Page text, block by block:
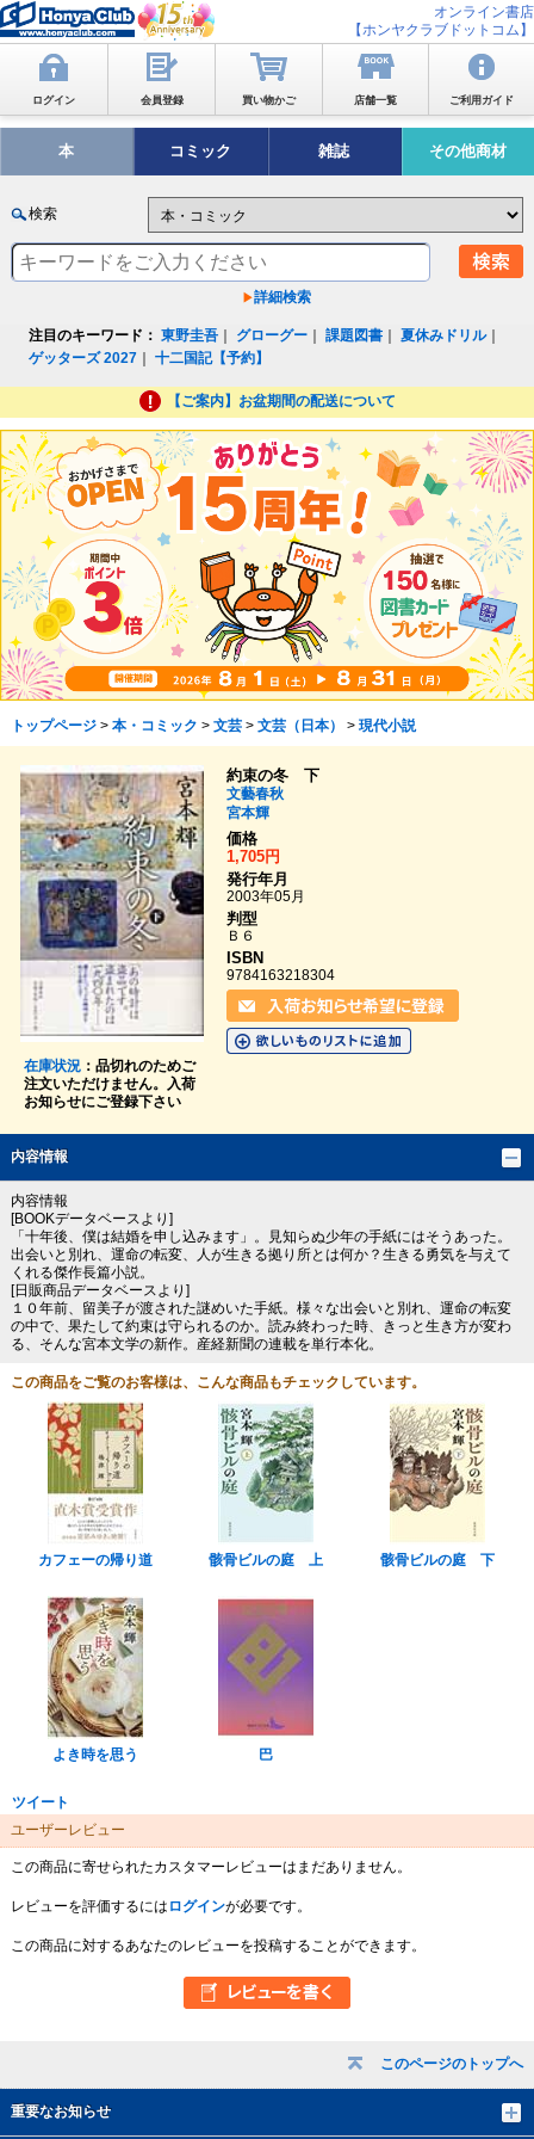
オンライン書店
【ホンヤクラブドットコム】
ログイン 会員登録 買い物かご 店舗一覧 ご利用ガイド
本 コミック 雑誌 その他商材
検索
詳細検索
注目のキーワード： 東野圭吾 グローグー ｜課題図書 ｜夏休みドリル｜
ゲッターズ 2027 ｜十二国記【予約】
【ご案内】お盆期間の配送について
このページのトップへ
重要なお知らせ
トップページ> 本・コミック > 文芸> 文芸（日本） > 現代小説
在庫状況：品切れのためご
注文いただけません。入荷
お知らせにご登録下さい
約束の冬 下
文藝春秋
宮本輝
価格
1,705円
発行年月
2003年05月
判型
Ｂ６
ISBN
9784163218304
内容情報
内容情報
[BOOKデータベースより]
「十年後、僕は結婚を申し込みます」。見知らぬ少年の手紙にはそうあった。
出会いと別れ、運命の転変、人が生きる拠り所とは何か？生きる勇気を与えて
くれる傑作長篇小説。
[日販商品データベースより]
１０年前、留美子が渡された謎めいた手紙。様々な出会いと別れ、運命の転変
の中で、果たして約束は守られるのか。読み終わった時、きっと生き方が変わ
る、そんな宮本文学の新作。産経新聞の連載を単行本化。
この商品をご覧のお客様は、こんな商品もチェックしています。
カフェーの帰り道 骸骨ビルの庭 上 骸骨ビルの庭 下
よき時を思う 巴
ツイート
ユーザーレビュー
この商品に寄せられたカスタマーレビューはまだありません。
レビューを評価するには ログインが必要です。
この商品に対するあなたのレビューを投稿することができます。